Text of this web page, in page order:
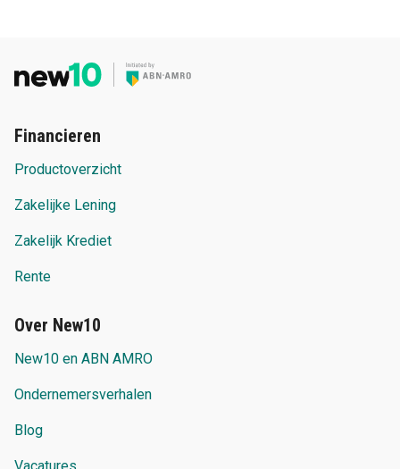
Financieren
Productoverzicht
Zakelijke Lening
Zakelijk Krediet
Rente
Over New10
New10 en ABN AMRO
Ondernemersverhalen
Blog
Vacatures